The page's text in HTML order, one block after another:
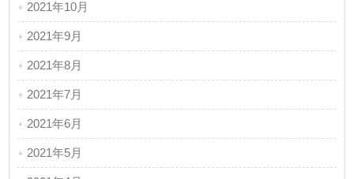
2021年10月
2021年9月
2021年8月
2021年7月
2021年6月
2021年5月